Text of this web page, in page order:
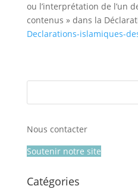
ou l’interprétation de l’un
contenus » dans la
Declarations-islamiques-
Nous contacter
Soutenir notre site
Catégories